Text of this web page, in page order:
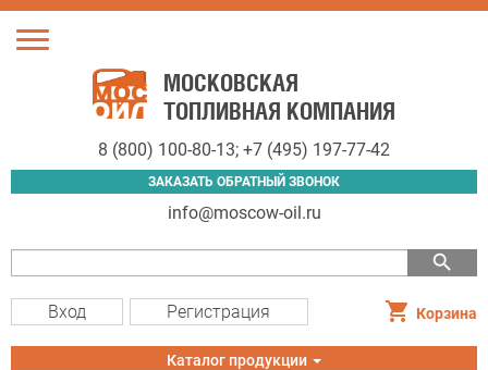
Toggle
МОСКОВСКАЯ
ТОПЛИВНАЯ КОМПАНИЯ
8 (800) 100-80-13; +7 (495) 197-77-42
ЗАКАЗАТЬ ОБРАТНЫЙ ЗВОНОК
info@moscow-oil.ru
search
Вход Регистрация Корзина
Toggle
Каталог продукции